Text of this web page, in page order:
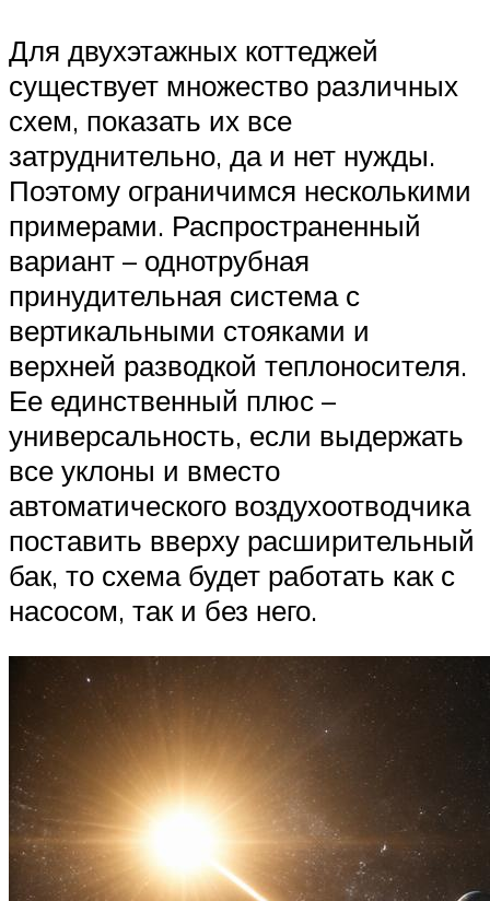
Для двухэтажных коттеджей
существует множество различных
схем, показать их все
затруднительно, да и нет нужды.
Поэтому ограничимся несколькими
примерами. Распространенный
вариант – однотрубная
принудительная система с
вертикальными стояками и
верхней разводкой теплоносителя.
Ее единственный плюс –
универсальность, если выдержать
все уклоны и вместо
автоматического воздухоотводчика
поставить вверху расширительный
бак, то схема будет работать как с
насосом, так и без него.